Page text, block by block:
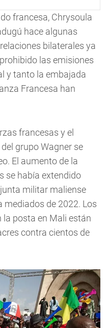
francesa, Chrysoula
hace algunas
bilaterales ya
las emisiones
y tanto la embajada
Francesa han
francesas y el
grupo Wagner se
El aumento de la
se había extendido
militar maliense
de 2022. Los
posta en Mali están
contra cientos de